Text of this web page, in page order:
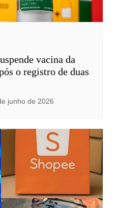
vacina da
o registro de duas
junho de 2026